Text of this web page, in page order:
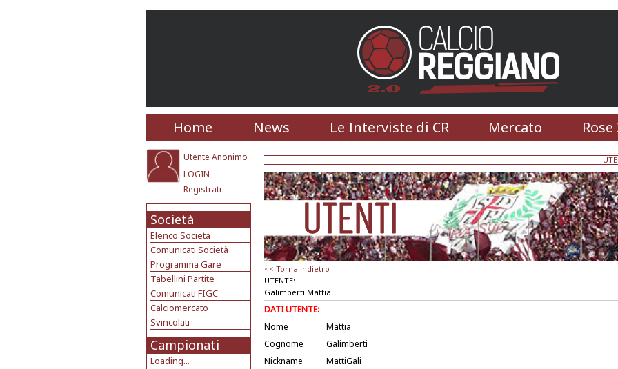
Home News Le Interviste di CR Mercato
Utente Anonimo
LOGIN
Registrati
Società
Elenco Società
Comunicati Società
Programma Gare
Tabellini Partite
Comunicati FIGC
Calciomercato
Svincolati
Campionati
Loading...
<< Torna indietro
UTENTE:
Galimberti Mattia
DATI UTENTE:
Nome
Mattia
Cognome
Galimberti
Nickname
MattiGali